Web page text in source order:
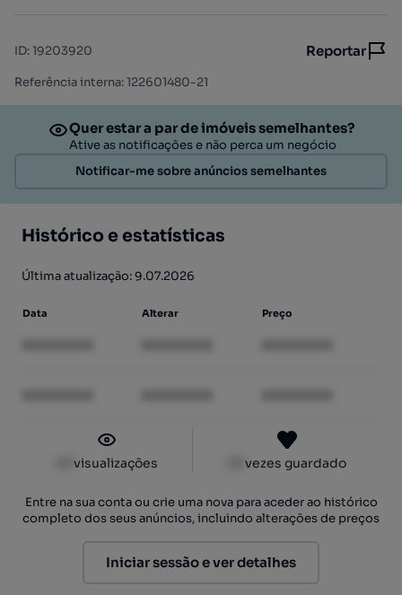
ID:19203920 Reportar
Referência interna: 122601480-21
Quer estar a par de imóveis semelhantes?
Ative as notificações e não perca um negócio
Notificar-me sobre anúncios semelhantes
Histórico e estatísticas
Última atualização: 9.07.2026
Data Alterar Preço
visualizações vezes guardado
Entre na sua conta ou crie uma nova para aceder ao histórico
completo dos seus anúncios, incluindo alterações de preços
Iniciar sessão e ver detalhes